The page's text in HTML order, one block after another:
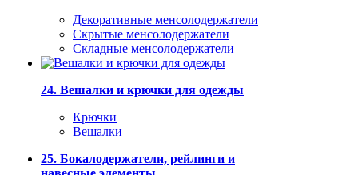
Декоративные менсолодержатели
Скрытые менсолодержатели
Складные менсолодержатели
24. Вешалки и крючки для одежды
Крючки
Вешалки
25. Бокалодержатели, рейлинги и